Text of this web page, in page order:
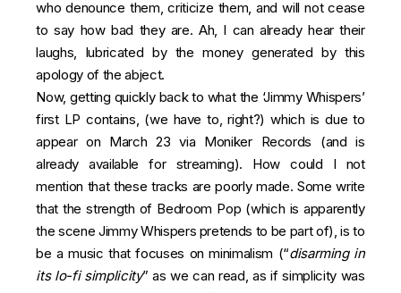
who denounce them, criticize them, and will not cease
to say how bad they are. Ah, I can already hear their
laughs, lubricated by the money generated by this
apology of the abject.
Now, getting quickly back to what the ‘Jimmy Whispers’
first LP contains, (we have to, right?) which is due to
appear on March 23 via Moniker Records (and is
alreadyavailable for streaming). How could I not
mention that these tracks are poorly made. Some write
that the strength of Bedroom Pop (which is apparently
the scene Jimmy Whispers pretends to be part of), is to
be a music that focuses on minimalism (“disarming in
its lo-fi simplicity” as we can read, as if simplicity was